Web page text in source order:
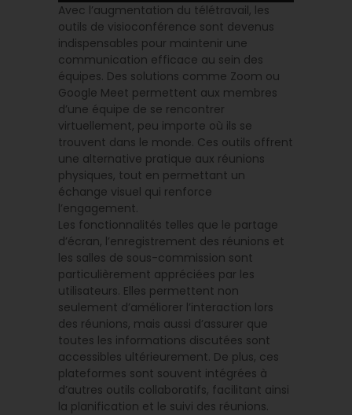
Avec l’augmentation du télétravail, les
outils de visioconférence sont devenus
indispensables pour maintenir une
communication efficace au sein des
équipes. Des solutions comme Zoom ou
Google Meet permettent aux membres
d’une équipe de se rencontrer
virtuellement, peu importe où ils se
trouvent dans le monde. Ces outils offrent
une alternative pratique aux réunions
physiques, tout en permettant un
échange visuel qui renforce
l’engagement.
Les fonctionnalités telles que le partage
d’écran, l’enregistrement des réunions et
les salles de sous-commission sont
particulièrement appréciées par les
utilisateurs. Elles permettent non
seulement d’améliorer l’interaction lors
des réunions, mais aussi d’assurer que
toutes les informations discutées sont
accessibles ultérieurement. De plus, ces
plateformes sont souvent intégrées à
d’autres outils collaboratifs, facilitant ainsi
la planification et le suivi des réunions.